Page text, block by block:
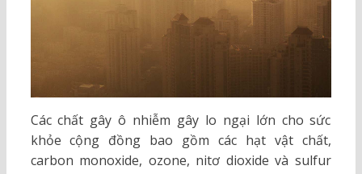
Các chất gây ô nhiễm gây lo ngại lớn cho sức
khỏe cộng đồng bao gồm các hạt vật chất,
carbon monoxide, ozone, nitơ dioxide và sulfur